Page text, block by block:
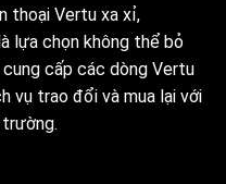
thoại Vertu xa xỉ,
lựa chọn không thể bỏ
cấp các dòng Vertu
vụ trao đổi và mua lại với